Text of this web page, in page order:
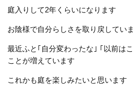
庭入りして2年くらいになります
お陰様で自分らしさを取り戻してい
最近ふと｢自分変わったな｣ ｢以前は
ことが増えています
これかも庭を楽しみたいと思います